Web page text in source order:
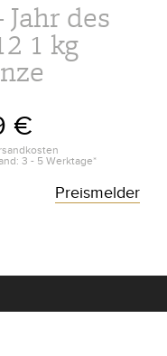
des
1 kg
€
3 - 5 Werktage*
Preismelder